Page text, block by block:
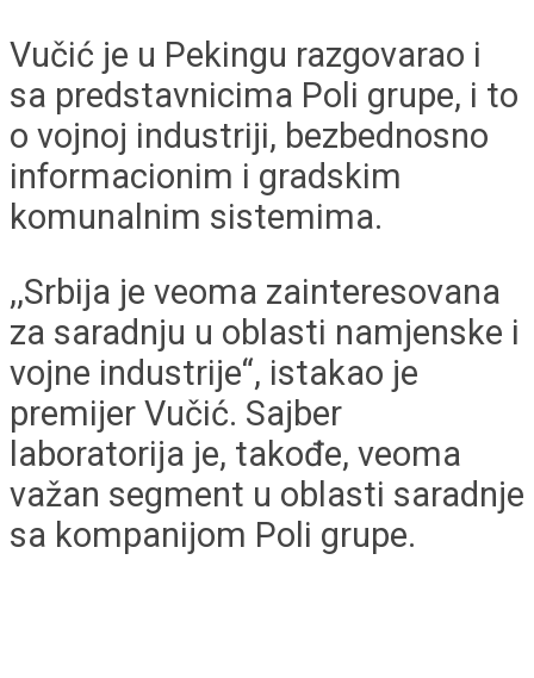
Vučić je u Pekingu razgovarao i
sa predstavnicima Poli grupe, i to
o vojnoj industriji, bezbednosno
informacionim i gradskim
komunalnim sistemima.
,,Srbija je veoma zainteresovana
za saradnju u oblasti namjenske i
vojne industrije“, istakao je
premijer Vučić. Sajber
laboratorija je, takođe, veoma
važan segment u oblasti saradnje
sa kompanijom Poli grupe.